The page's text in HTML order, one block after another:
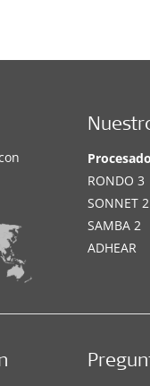
RONDO 3
SONNET 2
SAMBA 2
ADHEAR